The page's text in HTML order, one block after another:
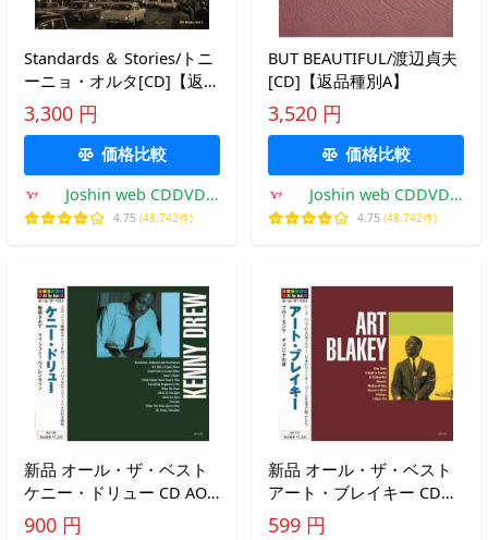
Standards ＆ Stories/トニ
ーニョ・オルタ[CD]【返品
種別A】
3,300 円
価格比較
Joshin web CDDVD
Yahoo!店
4.75 (48,742件)
BUT BEAUTIFUL/渡辺貞夫
[CD]【返品種別A】
3,520 円
価格比較
Joshin web CDDVD
Yahoo!店
4.75 (48,742件)
新品 オール・ザ・ベスト
ケニー・ドリュー CD AO-
109
900 円
新品 オール・ザ・ベスト
アート・ブレイキー CD
AO-111
599 円